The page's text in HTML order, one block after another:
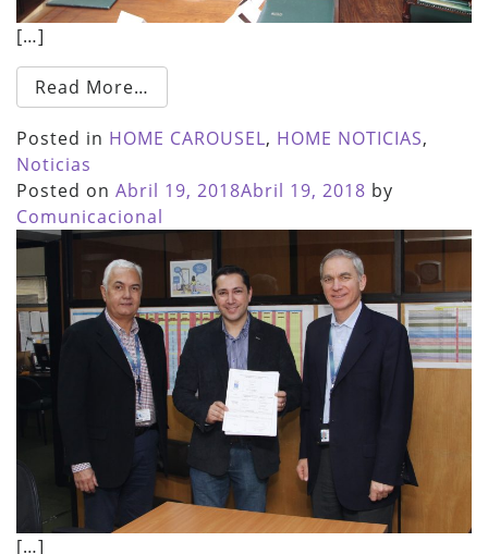
[…]
Read More…
Posted in HOME CAROUSEL, HOME NOTICIAS,
Noticias
Posted on Abril 19, 2018Abril 19, 2018 by
Comunicacional
[…]